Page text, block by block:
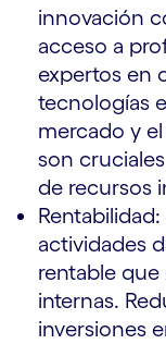
innovación
acceso a
expertos en
tecnologías
mercado y
son
de recursos
actividades
rentable que
internas.
inversiones